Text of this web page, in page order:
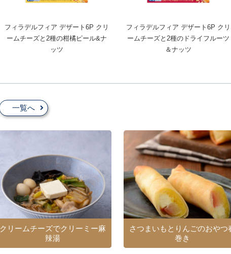
フィラデルフィア デザート6P クリ
ームチーズと2種の柑橘ピール&ナ
ッツ
フィラデルフィア デザート6P クリ
ームチーズと2種のドライフルーツ
＆ナッツ
一覧へ
クリームチーズでクリーミー麻
辣湯
さつまいもとりんごのおやつ
巻き